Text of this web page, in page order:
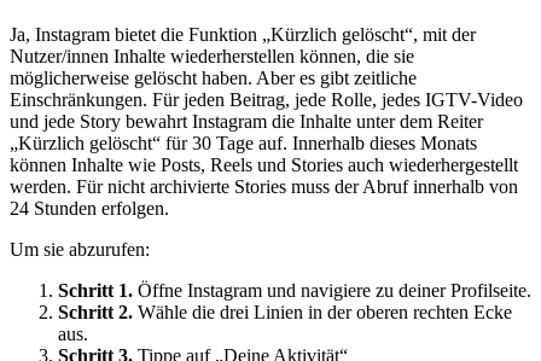
Ja, Instagram bietet die Funktion „Kürzlich gelöscht“, mit der
Nutzer/innen Inhalte wiederherstellen können, die sie
möglicherweise gelöscht haben. Aber es gibt zeitliche
Einschränkungen. Für jeden Beitrag, jede Rolle, jedes IGTV-Video
und jede Story bewahrt Instagram die Inhalte unter dem Reiter
„Kürzlich gelöscht“ für 30 Tage auf. Innerhalb dieses Monats
können Inhalte wie Posts, Reels und Stories auch wiederhergestellt
werden. Für nicht archivierte Stories muss der Abruf innerhalb von
24 Stunden erfolgen.
Um sie abzurufen:
Schritt 1. Öffne Instagram und navigiere zu deiner Profilseite.
Schritt 2. Wähle die drei Linien in der oberen rechten Ecke
aus.
Schritt 3. Tippe auf „Deine Aktivität“